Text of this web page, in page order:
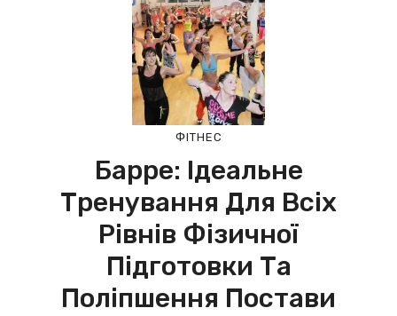
ФІТНЕС
Барре: Ідеальне
Тренування Для Всіх
Рівнів Фізичної
Підготовки Та
Поліпшення Постави